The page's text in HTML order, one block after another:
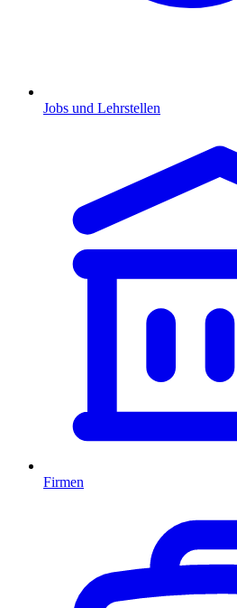
Jobs und Lehrstellen
Firmen